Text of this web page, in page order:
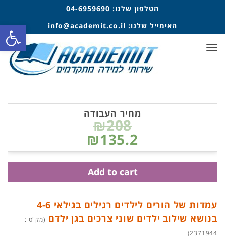
הטלפון שלנו: 04-6959690
האימייל שלנו: info@academit.co.il
תפריט
עמדות של הורים לילדים רגילים בגילאי 4-6
בנושא שילוב ילדים שוני צרכים בגן ילדם (מק"ט :
2371944)
מחיר העבודה
₪208
₪135.2
Add to cart
פתח